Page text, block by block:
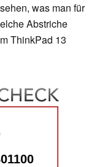
was man für
Abstriche
ThinkPad 13